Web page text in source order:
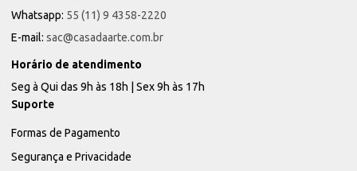
Whatsapp: 55 (11) 9 4358-2220
E-mail: sac@casadaarte.com.br
Horário de atendimento
Seg à Qui das 9h às 18h | Sex 9h às 17h
Suporte
Formas de Pagamento
Segurança e Privacidade